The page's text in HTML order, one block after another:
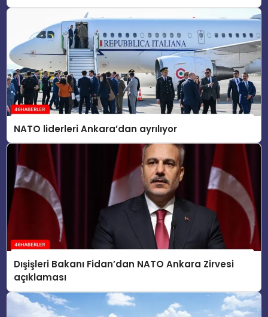
konusunu ele aldı
NATO liderleri Ankara’dan ayrılıyor
Dışişleri Bakanı Fidan’dan NATO Ankara Zirvesi
açıklaması